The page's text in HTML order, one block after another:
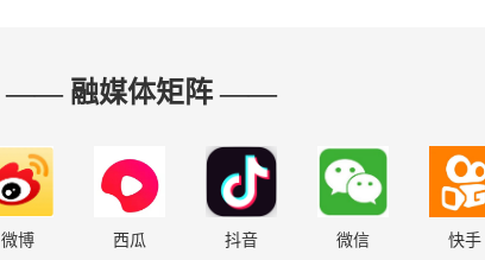
—— 融媒体矩阵 ——
微博 西瓜 抖音 微信 快手